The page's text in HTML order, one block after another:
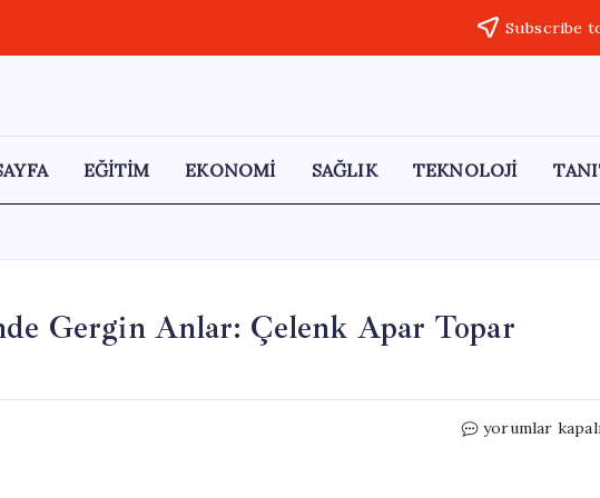
Subscribe
EĞİTİM EKONOMİ SAĞLIK TEKNOLOJİ
Gergin Anlar: Çelenk Apar Topar
Şişli’de
yorumlar